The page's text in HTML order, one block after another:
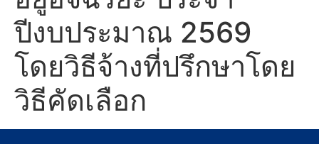
ปีงบประมาณ 2569
โดยวิธีจ้างที่ปรึกษาโดย
วิธีคัดเลือก